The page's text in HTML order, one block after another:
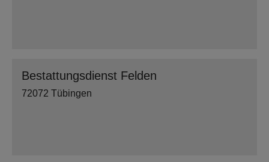
Bestattungsdienst Felden
72072 Tübingen